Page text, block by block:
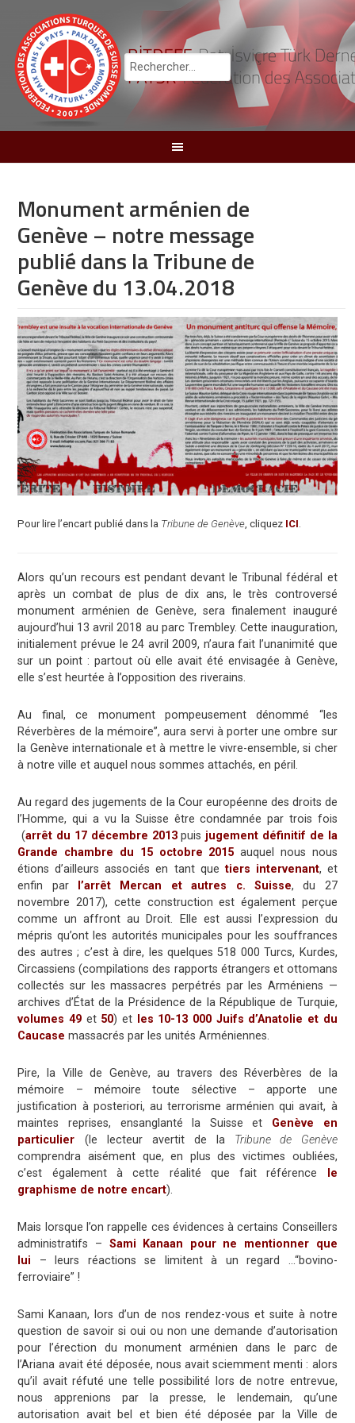
Monument arménien de
Genève – notre message
publié dans la Tribune de
Genève du 13.04.2018
Pour lire l’encart publié dans la Tribune de Genève, cliquez ICI.
Alors qu’un recours est pendant devant le Tribunal fédéral et
après un combat de plus de dix ans, le très controversé
monument arménien de Genève, sera finalement inauguré
aujourd’hui 13 avril 2018 au parc Trembley. Cette inauguration,
initialement prévue le 24 avril 2009, n’aura fait l’unanimité que
sur un point : partout où elle avait été envisagée à Genève,
elle s’est heurtée à l’opposition des riverains.
Au final, ce monument pompeusement dénommé “les
Réverbères de la mémoire”, aura servi à porter une ombre sur
la Genève internationale et à mettre le vivre-ensemble, si cher
à notre ville et auquel nous sommes attachés, en péril.
Au regard des jugements de la Cour européenne des droits de
l’Homme, qui a vu la Suisse être condamnée par trois fois
(arrêt du 17 décembre 2013puis jugement définitif de la
Grande chambre du 15 octobre 2015 auquel nous nous
étions d’ailleurs associés en tant quetiers intervenant, et
enfin par
l’arrêt Mercan et autres c. Suisse, du 27
novembre 2017), cette construction est également perçue
comme un affront au Droit. Elle est aussi l’expression du
mépris qu’ont les autorités municipales pour les souffrances
des autres ; c’est à dire, les quelques 518 000 Turcs, Kurdes,
Circassiens (compilations des rapports étrangers et ottomans
collectés sur les massacres perpétrés par les Arméniens —
archives d’État de la Présidence de la République de Turquie,
volumes 49 et 50) et
les 10-13 000 Juifs d’Anatolie et du
Caucase massacrés par les unités Arméniennes.
Pire, la Ville de Genève, au travers des Réverbères de la
mémoire – mémoire toute sélective – apporte une
justification à posteriori, au terrorisme arménien qui avait, à
maintes reprises, ensanglanté la Suisse et Genève en
particulier (le lecteur avertit de la Tribune de Genève
comprendra aisément que, en plus des victimes oubliées,
c’est également à cette réalité que fait référence
le
graphisme de notre encart).
Mais lorsque l’on rappelle ces évidences à certains Conseillers
administratifs – Sami Kanaan pour ne mentionner que
lui – leurs réactions se limitent à un regard …“bovino-
ferroviaire” !
Sami Kanaan, lors d’un de nos rendez-vous et suite à notre
question de savoir si oui ou non une demande d’autorisation
pour l’érection du monument arménien dans le parc de
l’Ariana avait été déposée, nous avait sciemment menti : alors
qu’il avait réfuté une telle possibilité lors de notre entrevue,
nous apprenions par la presse, le lendemain, qu’une
autorisation avait bel et bien été déposée par la Ville de